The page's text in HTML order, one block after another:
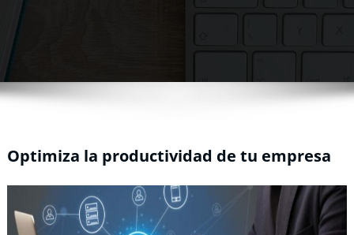
Optimiza la productividad de tu empresa